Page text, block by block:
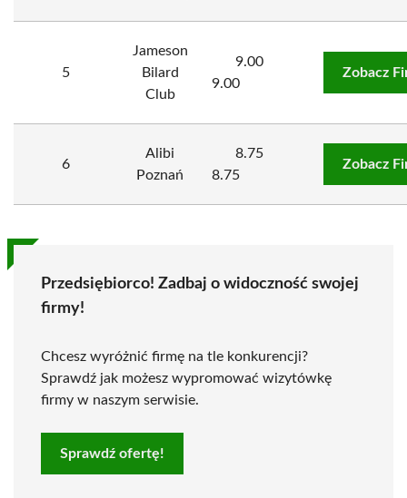
5
Jameson
Bilard
Club
9.00
9.00
Zobacz
6
Alibi
Poznań
8.75
8.75
Zobacz
Przedsiębiorco! Zadbaj o widoczność swojej
firmy!
Chcesz wyróżnić firmę na tle konkurencji?
Sprawdź jak możesz wypromować wizytówkę
firmy w naszym serwisie.
Sprawdź ofertę!